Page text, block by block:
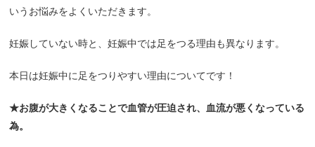
いうお悩みをよくいただきます。
妊娠していない時と、妊娠中では足をつる理由も異なります。
本日は妊娠中に足をつりやすい理由についてです！
★お腹が大きくなることで血管が圧迫され、血流が悪くなっている
為。